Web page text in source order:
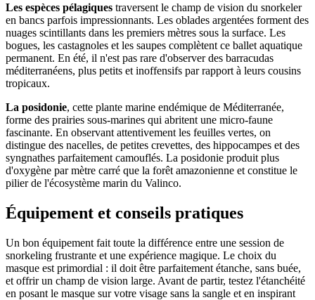
Les espèces pélagiques traversent le champ de vision du snorkeler
en bancs parfois impressionnants. Les oblades argentées forment des
nuages scintillants dans les premiers mètres sous la surface. Les
bogues, les castagnoles et les saupes complètent ce ballet aquatique
permanent. En été, il n'est pas rare d'observer des barracudas
méditerranéens, plus petits et inoffensifs par rapport à leurs cousins
tropicaux.
La posidonie, cette plante marine endémique de Méditerranée,
forme des prairies sous-marines qui abritent une micro-faune
fascinante. En observant attentivement les feuilles vertes, on
distingue des nacelles, de petites crevettes, des hippocampes et des
syngnathes parfaitement camouflés. La posidonie produit plus
d'oxygène par mètre carré que la forêt amazonienne et constitue le
pilier de l'écosystème marin du Valinco.
Équipement et conseils pratiques
Un bon équipement fait toute la différence entre une session de
snorkeling frustrante et une expérience magique. Le choix du
masque est primordial : il doit être parfaitement étanche, sans buée,
et offrir un champ de vision large. Avant de partir, testez l'étanchéité
en posant le masque sur votre visage sans la sangle et en inspirant